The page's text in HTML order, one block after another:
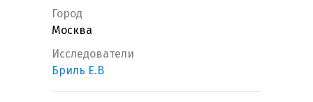
Город
Москва
Исследователи
Бриль Е.В